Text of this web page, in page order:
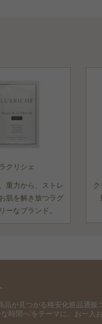
ラクリシェ
重力から、ストレ
肌を解き放つラグ
ーなブランド。
が見つかる格安化粧品通販
時間へ'をテーマに、お一人